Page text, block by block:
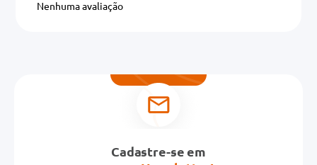
Avalie o produto de 1 a 5 estrelas
Nenhuma avaliação
Cadastre-se em